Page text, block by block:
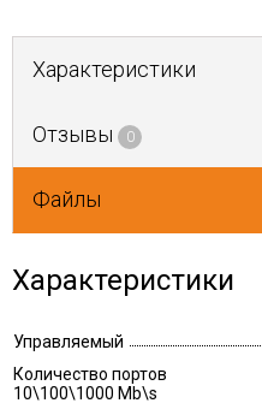
Характеристики
Отзывы 0
Файлы
Характеристики
Управляемый
Количество портов
10\100\1000 Mb\s